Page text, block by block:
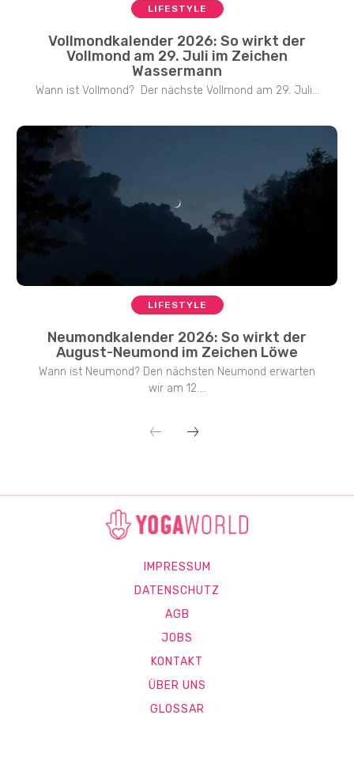
LIFESTYLE
Vollmondkalender 2026: So wirkt der
Vollmond am 29. Juli im Zeichen
Wassermann
Wann ist Vollmond? Der nächste Vollmond am 29. Juli...
LIFESTYLE
Neumondkalender 2026: So wirkt der
August-Neumond im Zeichen Löwe
Wann ist Neumond? Den nächsten Neumond erwarten
wir am 12....
IMPRESSUM
DATENSCHUTZ
AGB
JOBS
KONTAKT
ÜBER UNS
GLOSSAR